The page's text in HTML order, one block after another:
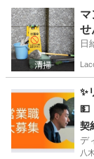
宮城 大崎市
マ
せ
✨
💵
契
デ
八